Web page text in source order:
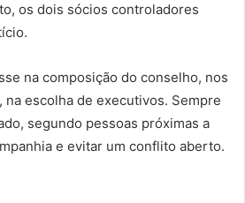
os dois sócios controladores
na composição do conselho, nos
na escolha de executivos. Sempre
segundo pessoas próximas a
e evitar um conflito aberto.